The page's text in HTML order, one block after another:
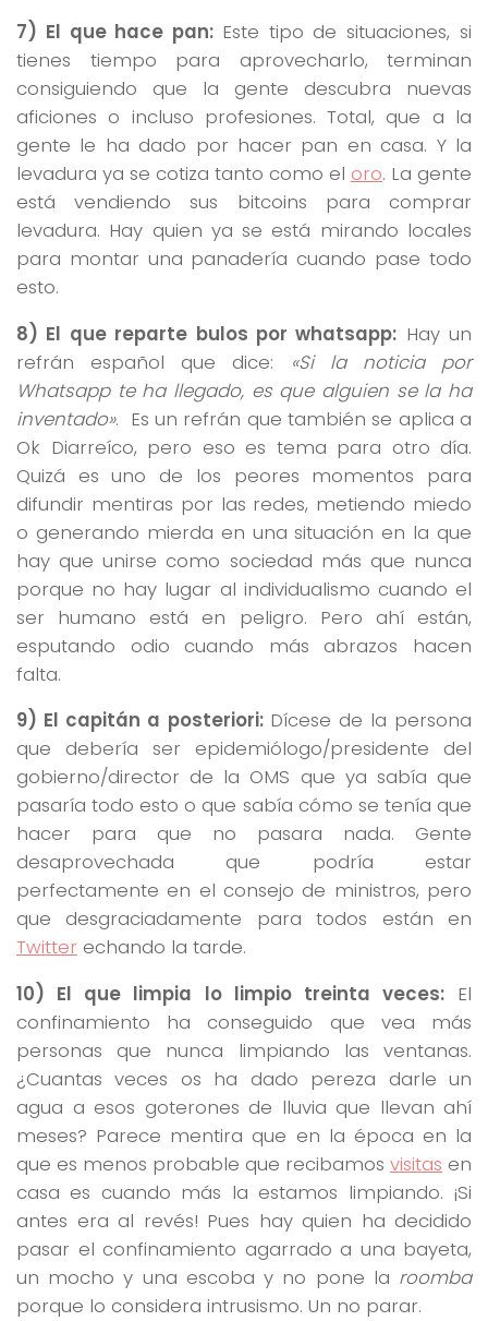
7) El que hace pan: Este tipo de situaciones, si
tienes tiempo para aprovecharlo, terminan
consiguiendo que la gente descubra nuevas
aficiones o incluso profesiones. Total, que a la
gente le ha dado por hacer pan en casa. Y la
levadura ya se cotiza tanto como el oro. La gente
está vendiendo sus bitcoins para comprar
levadura. Hay quien ya se está mirando locales
para montar una panadería cuando pase todo
esto.
8) El que reparte bulos por whatsapp: Hay un
refrán español que dice:
«Si la noticia por
Whatsapp te ha llegado, es que alguien se la ha
inventado». Es un refrán que también se aplica a
Ok Diarreíco, pero eso es tema para otro día.
Quizá es uno de los peores momentos para
difundir mentiras por las redes, metiendo miedo
o generando mierda en una situación en la que
hay que unirse como sociedad más que nunca
porque no hay lugar al individualismo cuando el
ser humano está en peligro. Pero ahí están,
esputando odio cuando más abrazos hacen
falta.
9) El capitán a posteriori: Dícese de la persona
que debería ser epidemiólogo/presidente del
gobierno/director de la OMS que ya sabía que
pasaría todo esto o que sabía cómo se tenía que
hacer para que no pasara nada. Gente
desaprovechada que podría estar
perfectamente en el consejo de ministros, pero
que desgraciadamente para todos están en
Twitter echando la tarde.
10) El que limpia lo limpio treinta veces:El
confinamiento ha conseguido que vea más
personas que nunca limpiando las ventanas.
¿Cuantas veces os ha dado pereza darle un
agua a esos goterones de lluvia que llevan ahí
meses? Parece mentira que en la época en la
que es menos probable que recibamos visitas en
casa es cuando más la estamos limpiando. ¡Si
antes era al revés! Pues hay quien ha decidido
pasar el confinamiento agarrado a una bayeta,
un mocho y una escoba y no pone la roomba
porque lo considera intrusismo. Un no parar.